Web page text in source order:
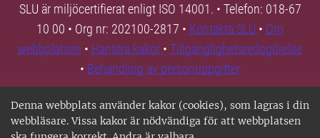
Denna webbplats använder kakor (cookies), som lagras i din
webbläsare. Vissa kakor är nödvändiga för att webbplatsen
SLU är miljöcertifierat enligt ISO 14001. • Telefon: 018-67
10 00 • Org nr: 202100-2817 • Kontakta SLU • Om
webbplatsen • Hantera kakor • Tillgänglighetsredogörelse
• Behandling av personuppgifter